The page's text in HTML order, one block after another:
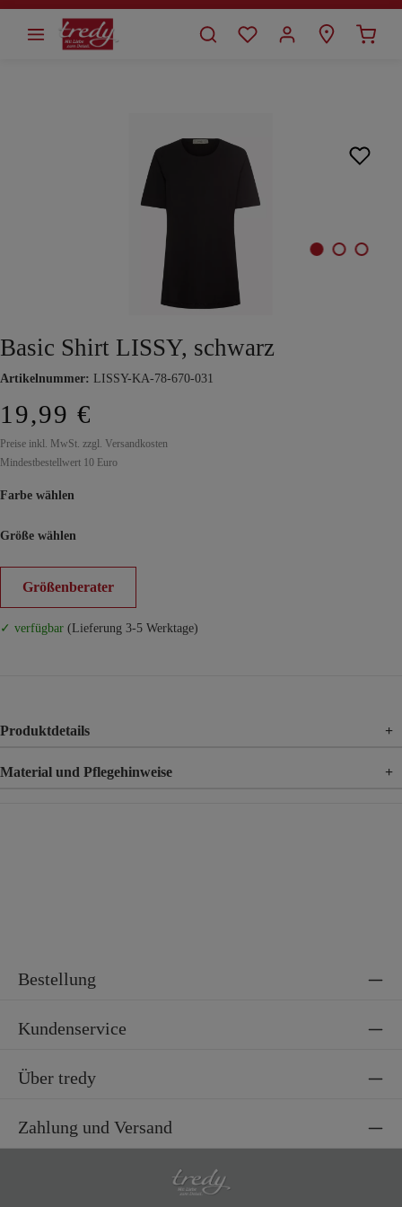
springen
Basic Shirt LISSY, schwarz
Artikelnummer: LISSY-KA-78-670-031
19,99 €
Preise inkl. MwSt. zzgl. Versandkosten
Mindestbestellwert 10 Euro
Farbe wählen
Größe wählen
Größenberater
✓ verfügbar (Lieferung 3-5 Werktage)
Produktdetails +
Material und Pflegehinweise +
Bestellung
Kundenservice
Über tredy
Zahlung und Versand